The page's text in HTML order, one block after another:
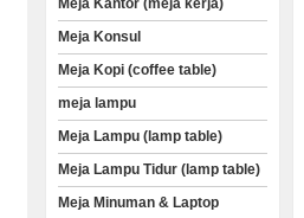
Meja Kantor (meja kerja)
Meja Konsul
Meja Kopi (coffee table)
meja lampu
Meja Lampu (lamp table)
Meja Lampu Tidur (lamp table)
Meja Minuman & Laptop